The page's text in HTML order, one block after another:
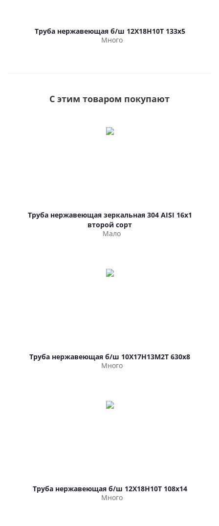
Труба нержавеющая б/ш 12Х18Н10Т 133х5
Много
С этим товаром покупают
Труба нержавеющая зеркальная 304 AISI 16х1
второй сорт
Мало
Труба нержавеющая б/ш 10Х17Н13М2Т 630х8
Много
Труба нержавеющая б/ш 12Х18Н10Т 108х14
Много